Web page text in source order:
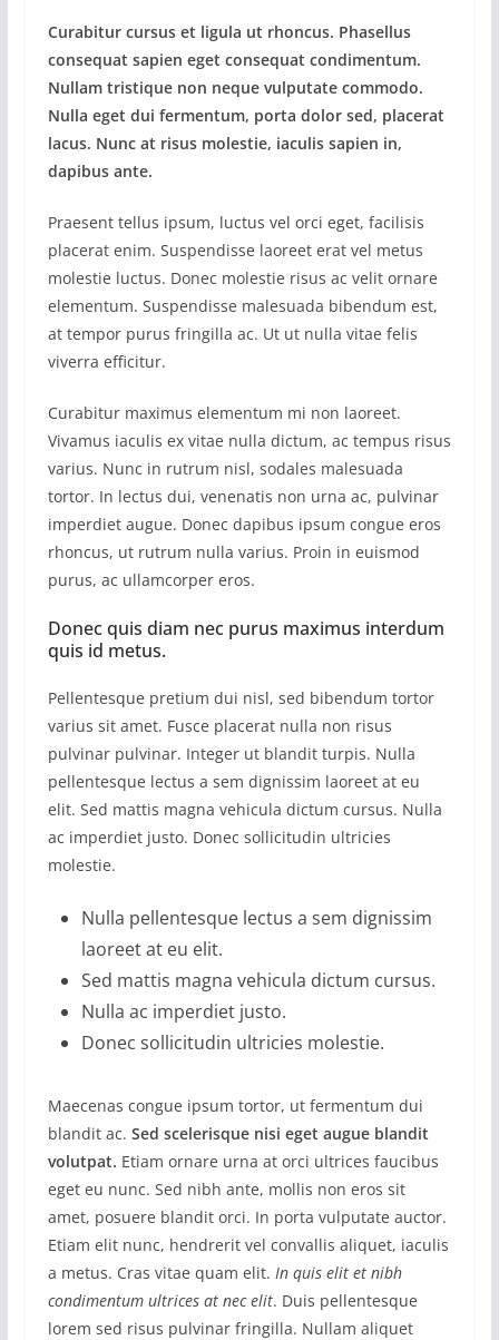
Curabitur cursus et ligula ut rhoncus. Phasellus
consequat sapien eget consequat condimentum.
Nullam tristique non neque vulputate commodo.
Nulla eget dui fermentum, porta dolor sed, placerat
lacus. Nunc at risus molestie, iaculis sapien in,
dapibus ante.
Praesent tellus ipsum, luctus vel orci eget, facilisis
placerat enim. Suspendisse laoreet erat vel metus
molestie luctus. Donec molestie risus ac velit ornare
elementum. Suspendisse malesuada bibendum est,
at tempor purus fringilla ac. Ut ut nulla vitae felis
viverra efficitur.
Curabitur maximus elementum mi non laoreet.
Vivamus iaculis ex vitae nulla dictum, ac tempus risus
varius. Nunc in rutrum nisl, sodales malesuada
tortor. In lectus dui, venenatis non urna ac, pulvinar
imperdiet augue. Donec dapibus ipsum congue eros
rhoncus, ut rutrum nulla varius. Proin in euismod
purus, ac ullamcorper eros.
Donec quis diam nec purus maximus interdum
quis id metus.
Pellentesque pretium dui nisl, sed bibendum tortor
varius sit amet. Fusce placerat nulla non risus
pulvinar pulvinar. Integer ut blandit turpis. Nulla
pellentesque lectus a sem dignissim laoreet at eu
elit. Sed mattis magna vehicula dictum cursus. Nulla
ac imperdiet justo. Donec sollicitudin ultricies
molestie.
Nulla pellentesque lectus a sem dignissim
laoreet at eu elit.
Sed mattis magna vehicula dictum cursus.
Nulla ac imperdiet justo.
Donec sollicitudin ultricies molestie.
Maecenas congue ipsum tortor, ut fermentum dui
blandit ac. Sed scelerisque nisi eget augue blandit
volutpat. Etiam ornare urna at orci ultrices faucibus
eget eu nunc. Sed nibh ante, mollis non eros sit
amet, posuere blandit orci. In porta vulputate auctor.
Etiam elit nunc, hendrerit vel convallis aliquet, iaculis
a metus. Cras vitae quam elit. In quis elit et nibh
condimentum ultrices at nec elit. Duis pellentesque
lorem sed risus pulvinar fringilla. Nullam aliquet